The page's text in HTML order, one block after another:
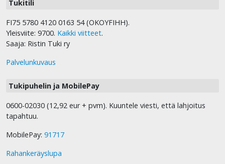
Tukitili
FI75 5780 4120 0163 54 (OKOYFIHH).
Yleisviite: 9700. Kaikki viitteet.
Saaja: Ristin Tuki ry
Palvelunkuvaus
Tukipuhelin ja MobilePay
0600-02030 (12,92 eur + pvm). Kuuntele viesti, että lahjoitus
tapahtuu.
MobilePay: 91717
Rahankeräyslupa